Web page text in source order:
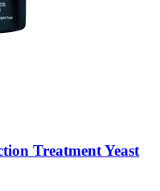
Treatment Yeast